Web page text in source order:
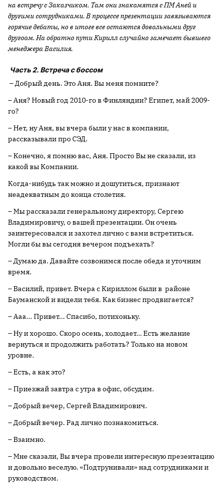
на встречу с Заказчиком. Там они знакомятся с ПМ Аней и
другими сотрудниками. В процессе презентации завязываются
горячие дебаты, но в итоге все остаются довольными друг
другоом. На обратно пути Кирилл случайно замечает бывшего
менеджера Василия.
Часть 2. Встреча с боссом
– Добрый день. Это Аня. Вы меня помните?
– Аня? Новый год 2010-го в Финляндии? Египет, май 2009-
го?
– Нет, ну Аня, вы вчера были у нас в компании,
рассказывали про СЭД.
– Конечно, я помню вас, Аня. Просто Вы не сказали, из
какой вы Компании.
Когда-нибудь так можно и дошутиться, признают
неадекватным до конца столетия.
– Мы рассказали генеральному директору, Сергею
Владимировичу, о вашей презентации. Он очень
заинтересовался и захотел лично с вами встретиться.
Могли бы вы сегодня вечером подъехать?
– Думаю да. Давайте созвонимся после обеда и уточним
время.
– Василий, привет. Вчера с Кириллом были в районе
Бауманской и видели тебя. Как бизнес продвигается?
– Ааа... Привет... Спасибо, потихоньку.
– Ну и хорошо. Скоро осень, холодает… Есть желание
вернуться и продолжить работать? Только на новом
уровне.
– Есть, а как это?
– Приезжай завтра с утра в офис, обсудим.
– Добрый вечер, Сергей Владимирович.
– Добрый вечер. Рад лично познакомиться.
– Взаимно.
– Мне сказали, Вы вчера провели интересную презентацию
и довольно веселую. «Подтрунивали» над сотрудниками и
руководством.